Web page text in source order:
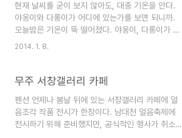
던 계곡이 말이다. 하지만 이곳은 최상류라 비가 그
치면 순식간에 물이 빠진다. 그리고 맑디 맑은 청류
만이 흘러 간다. 520년 된 당산나무도 생기를 되찾
았다. 신발 벚고 올라 가세요. 고기 구워 먹지 마세
현재 날씨를 굳이 보지 않아도, 대충 기온을 안다.
야옹이와 다롱이가 어디에 있는가를 보면 되니까.
오늘밤은 기온이 뚝 떨어졌다. 야옹이, 다롱이가 벽
난로 앞을 떠나질 않는다. 어지간해서는 방에 들어
분위가 좋은거야. 그렇지? 야옹이가 이 집에 온 지
안들어 오니까 꼭 묶어 놔야 한다는 식당 아주머니
의 말씀이 있었지만, 묶여 있는 게 안쓰러워 곧바로
풀어 줬다. 딱 하루 정도 보이지 않았고, 그 후로는
2014. 1. 8.
무주 서창갤러리 카페
펜션 언제나 봄날 뒤에 있는 서창갤러리 카페에 얼
음조각 작품 전시가 한창이다. 남대천 얼음축제에
전시하기 위해 준비했지만, 공식적인 행사가 취소되